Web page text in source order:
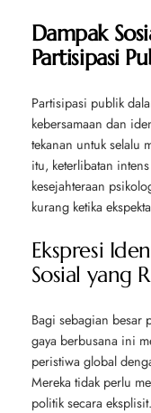
Dampak
Partisipasi
Partisipasi publik
kebersamaan dan
tekanan untuk selalu
itu, keterlibatan
kesejahteraan
kurang ketika
Ekspresi
Sosial yang
Bagi sebagian besar
gaya berbusana ini
peristiwa global
Mereka tidak perlu
politik secara eksplisit.